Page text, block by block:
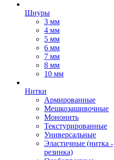
Шнуры
3 мм
4 мм
5 мм
6 мм
7 мм
8 мм
10 мм
Нитки
Армированные
Мешкозашивочные
Мононить
Текстурированные
Универсальные
Эластичные (нитка -
резинка)